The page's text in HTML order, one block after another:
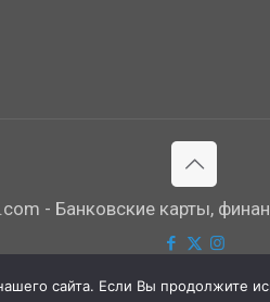
- Банковские карты,
сайта. Если Вы продолжите